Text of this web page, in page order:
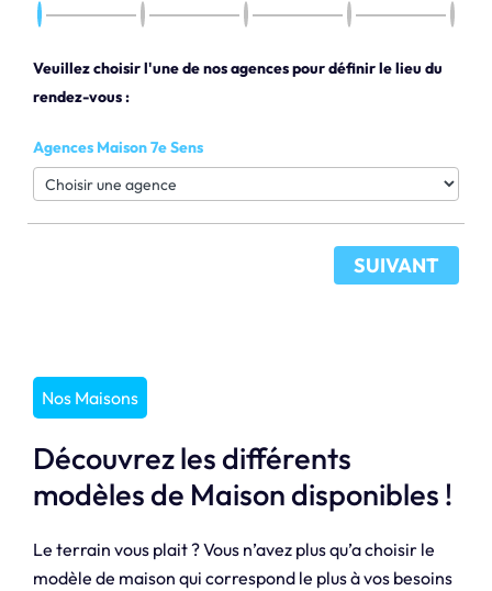
Veuillez choisir l'une de nos agences pour définir le lieu du
rendez-vous :
Agences Maison 7e Sens
SUIVANT
Nos Maisons
Découvrez les différents
modèles de Maison disponibles !
Le terrain vous plait ? Vous n’avez plus qu’a choisir le
modèle de maison qui correspond le plus à vos besoins